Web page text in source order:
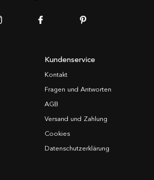
Kundenservice
Kontakt
Fragen und Antworten
AGB
Versand und Zahlung
Cookies
Datenschutzerklärung